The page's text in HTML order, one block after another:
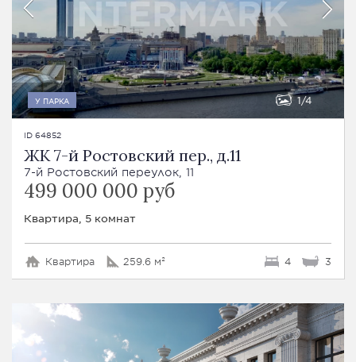
У ПАРКА 1 4
ID 64852
ЖК 7-й Ростовский пер., д.11
7-й Ростовский переулок, 11
499 000 000 руб
Квартира, 5 комнат
Квартира 259.6 м² 4 3